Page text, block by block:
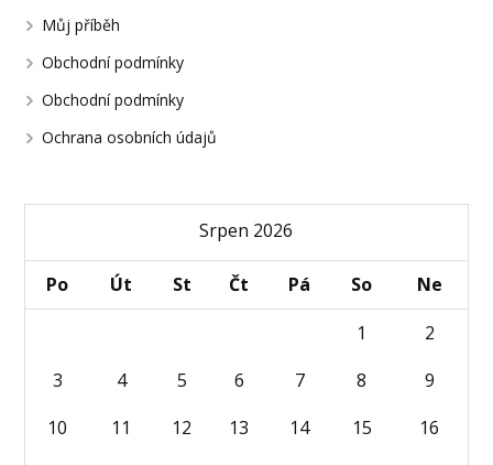
Můj příběh
Obchodní podmínky
Obchodní podmínky
Ochrana osobních údajů
Srpen 2026
Po Út St Čt Pá So
Ne
1
2
3
4 5 6 7 8
9
10
11 12 13 14 15
16